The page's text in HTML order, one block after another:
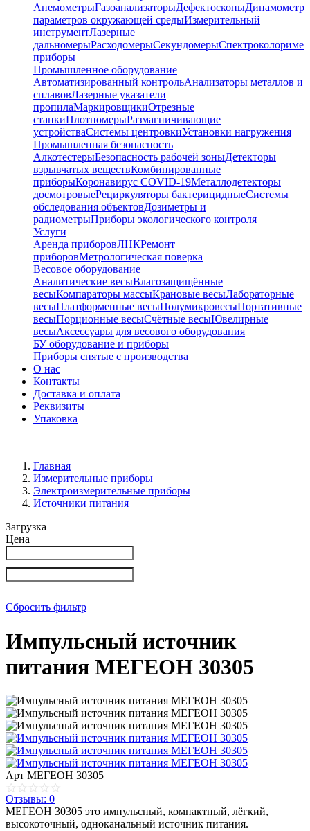
АнемометрыГазоанализаторыДефектоскопы
параметров окружающей средыИзмерительный
инструментЛазерные
дальномерыРасходомерыСекундомеры
приборы
Промышленное оборудование
Автоматизированный контрольАнализаторы металлов и
сплавовЛазерные указатели
пропилаМаркировщикиОтрезные
станкиПлотномерыРазмагничивающие
устройстваСистемы центровкиУстановки нагружения
Промышленная безопасность
АлкотестерыБезопасность рабочей зоныДетекторы
взрывчатых веществКомбинированные
приборыКоронавирус COVID-19Металлодетекторы
досмотровыеРециркуляторы бактерицидныеСистемы
обследования объектовДозиметры и
радиометрыПриборы экологического контроля
Услуги
Аренда приборовЛНКРемонт
приборовМетрологическая поверка
Весовое оборудование
Аналитические весыВлагозащищённые
весыКомпараторы массыКрановые весыЛабораторные
весыПлатформенные весыПолумикровесыПортативные
весыПорционные весыСчётные весыЮвелирные
весыАксессуары для весового оборудования
БУ оборудование и приборы
Приборы снятые с производства
О нас
Контакты
Доставка и оплата
Реквизиты
Упаковка
Главная
Измерительные приборы
Электроизмерительные приборы
Источники питания
Загрузка
Цена
Сбросить фильтр
Импульсный источник
питания МЕГЕОН 30305
Арт МЕГЕОН 30305
Отзывы: 0
МЕГЕОН 30305 это импульсный, компактный, лёгкий,
высокоточный, одноканальный источник питания.